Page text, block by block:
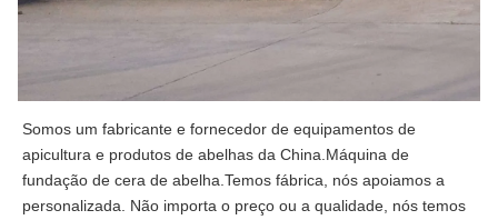
Somos um fabricante e fornecedor de equipamentos de
apicultura e produtos de abelhas da China.Máquina de
fundação de cera de abelha.Temos fábrica, nós apoiamos a
personalizada. Não importa o preço ou a qualidade, nós temos